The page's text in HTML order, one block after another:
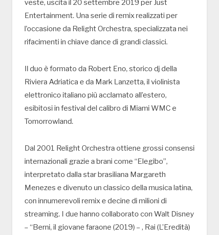
veste, uscita il 20 settembre 2019 per Just
Entertainment. Una serie di remix realizzati per
l’occasione da Relight Orchestra, specializzata nei
rifacimenti in chiave dance di grandi classici.
Il duo è formato da Robert Eno, storico dj della
Riviera Adriatica e da Mark Lanzetta, il violinista
elettronico italiano più acclamato all’estero,
esibitosi in festival del calibro di Miami WMC e
Tomorrowland.
Dal 2001 Relight Orchestra ottiene grossi consensi
internazionali grazie a brani come “Elegibo”,
interpretato dalla star brasiliana Margareth
Menezes e divenuto un classico della musica latina,
con innumerevoli remix e decine di milioni di
streaming. I due hanno collaborato con Walt Disney
– “Berni, il giovane faraone (2019) – , Rai (L’Eredità)